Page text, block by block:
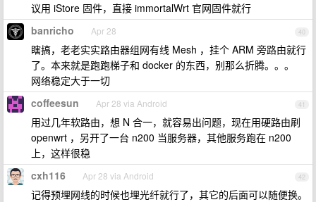
议用 iStore 固件，直接 immortalWrt 官网固件就行
40
banricho Apr 28
瞎搞，老老实实路由器组网有线 Mesh ，挂个 ARM 旁路由就行
了。本来就是跑跑梯子和 docker 的东西，别那么折腾。。。
网络稳定大于一切
41
coffeesun Apr 28 via Android
用过几年软路由，想 N 合一，就容易出问题，现在用硬路由刷
openwrt ，另开了一台 n200 当服务器，其他服务跑在 n200
上，这样很稳
42
cxh116 Apr 28 via Android
记得预埋网线的时候也埋光纤就行了，其它的后面可以随便换。